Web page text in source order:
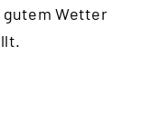
Wetter